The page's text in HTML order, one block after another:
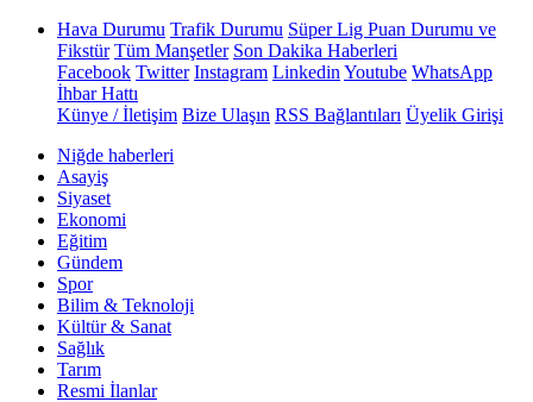
Hava Durumu Trafik Durumu Süper Lig Puan Durumu ve
Fikstür Tüm Manşetler Son Dakika Haberleri
Facebook Twitter Instagram Linkedin Youtube WhatsApp
İhbar Hattı
Künye / İletişim Bize Ulaşın RSS Bağlantıları Üyelik Girişi
Niğde haberleri
Asayiş
Siyaset
Ekonomi
Eğitim
Gündem
Spor
Bilim & Teknoloji
Kültür & Sanat
Sağlık
Tarım
Resmi İlanlar